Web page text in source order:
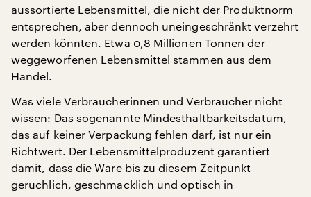
aussortierte Lebensmittel, die nicht der Produktnorm
entsprechen, aber dennoch uneingeschränkt verzehrt
werden könnten. Etwa 0,8 Millionen Tonnen der
weggeworfenen Lebensmittel stammen aus dem
Handel.
Was viele Verbraucherinnen und Verbraucher nicht
wissen: Das sogenannte Mindesthaltbarkeitsdatum,
das auf keiner Verpackung fehlen darf, ist nur ein
Richtwert. Der Lebensmittelproduzent garantiert
damit, dass die Ware bis zu diesem Zeitpunkt
geruchlich, geschmacklich und optisch in